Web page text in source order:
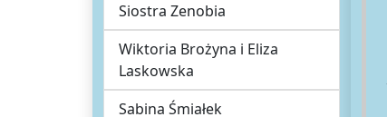
Siostra Zenobia
Wiktoria Brożyna i Eliza
Laskowska
Sabina Śmiałek